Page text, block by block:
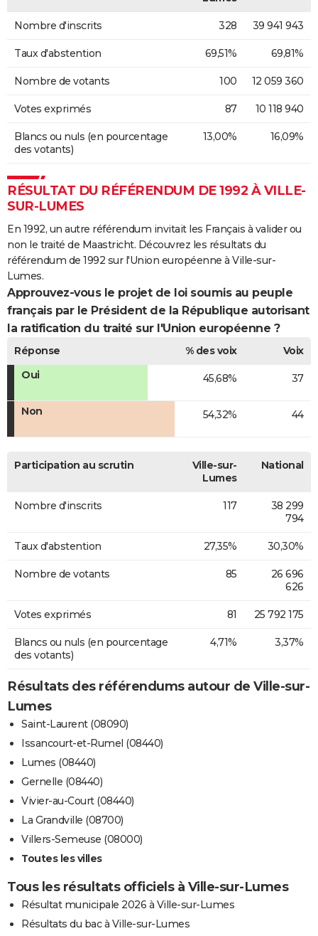
Nombre d'inscrits 328 39 941 943
Taux d'abstention 69,51% 69,81%
Nombre de votants 100 12 059 360
Votes exprimés 87 10 118 940
Blancs ou nuls (en pourcentage
des votants)
13,00% 16,09%
RÉSULTAT DU RÉFÉRENDUM DE 1992 À VILLE-
SUR-LUMES
En 1992, un autre référendum invitait les Français à valider ou
non le traité de Maastricht. Découvrez les résultats du
référendum de 1992 sur l'Union européenne à Ville-sur-
Lumes.
Approuvez-vous le projet de loi soumis au peuple
français par le Président de la République autorisant
la ratification du traité sur l'Union européenne ?
Réponse % des voix
Voix
Oui
45,68% 37
Non 54,32% 44
Participation au scrutin
Ville-sur-
Lumes
National
Nombre d'inscrits 117
38 299
794
Taux d'abstention 27,35% 30,30%
Nombre de votants 85
26 696
626
Votes exprimés 81 25 792 175
Blancs ou nuls (en pourcentage
des votants)
4,71% 3,37%
Résultats des référendums autour de Ville-sur-
Lumes
Saint-Laurent (08090)
Issancourt-et-Rumel (08440)
Lumes (08440)
Gernelle (08440)
Vivier-au-Court (08440)
La Grandville (08700)
Villers-Semeuse (08000)
Toutes les villes
Tous les résultats officiels à Ville-sur-Lumes
Résultat municipale 2026 à Ville-sur-Lumes
Résultats du bac à Ville-sur-Lumes